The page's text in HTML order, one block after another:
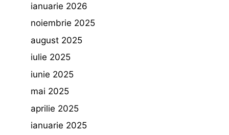
ianuarie 2026
noiembrie 2025
august 2025
iulie 2025
iunie 2025
mai 2025
aprilie 2025
ianuarie 2025